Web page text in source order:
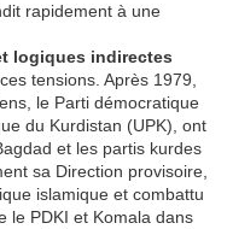
rapidement à une
logiques indirectes
tensions. Après 1979,
le Parti démocratique
du Kurdistan (UPK), ont
et les partis kurdes
sa Direction provisoire,
islamique et combattu
le PDKI et Komala dans